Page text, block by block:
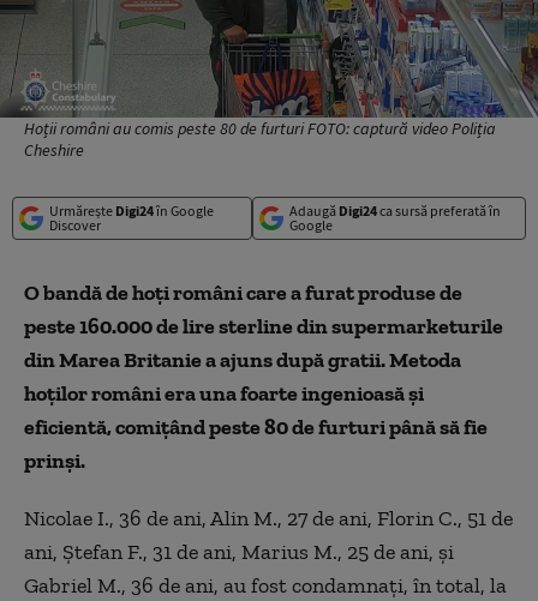
Hoții români au comis peste 80 de furturi FOTO: captură video Poliția
Cheshire
Urmărește Digi24în Google
Discover
Adaugă Digi24ca sursă preferată în
Google
O bandă de hoți români care a furat produse de
peste 160.000 de lire sterline din supermarketurile
din Marea Britanie a ajuns după gratii. Metoda
hoților români era una foarte ingenioasă și
eficientă, comițând peste 80 de furturi până să fie
prinși.
Nicolae I., 36 de ani, Alin M., 27 de ani, Florin C., 51 de
ani, Ștefan F., 31 de ani, Marius M., 25 de ani, și
Gabriel M., 36 de ani, au fost condamnați, în total, la